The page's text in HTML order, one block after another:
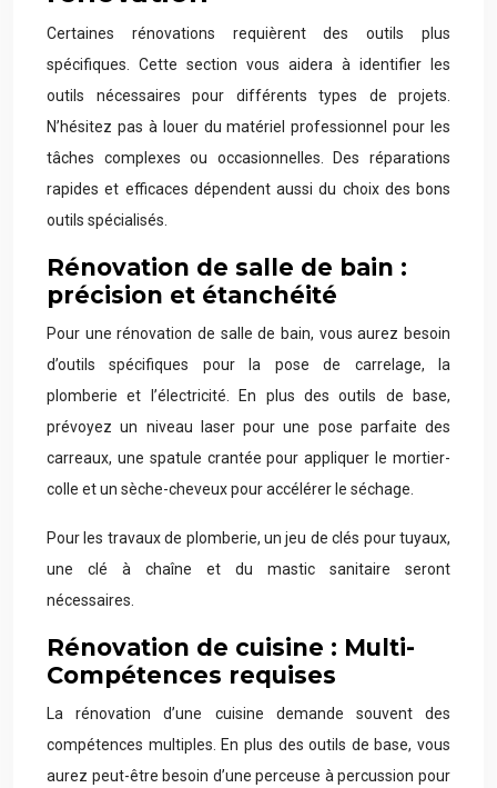
Certaines rénovations requièrent des outils plus
spécifiques. Cette section vous aidera à identifier les
outils nécessaires pour différents types de projets.
N’hésitez pas à louer du matériel professionnel pour les
tâches complexes ou occasionnelles. Des réparations
rapides et efficaces dépendent aussi du choix des bons
outils spécialisés.
Rénovation de salle de bain :
précision et étanchéité
Pour une rénovation de salle de bain, vous aurez besoin
d’outils spécifiques pour la pose de carrelage, la
plomberie et l’électricité. En plus des outils de base,
prévoyez un niveau laser pour une pose parfaite des
carreaux, une spatule crantée pour appliquer le mortier-
colle et un sèche-cheveux pour accélérer le séchage.
Pour les travaux de plomberie, un jeu de clés pour tuyaux,
une clé à chaîne et du mastic sanitaire seront
nécessaires.
Rénovation de cuisine : Multi-
Compétences requises
La rénovation d’une cuisine demande souvent des
compétences multiples. En plus des outils de base, vous
aurez peut-être besoin d’une perceuse à percussion pour